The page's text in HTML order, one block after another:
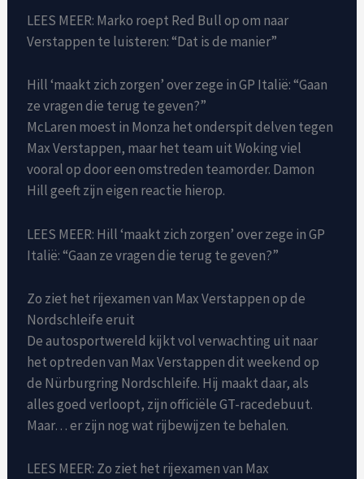
LEES MEER: Marko roept Red Bull op om naar
Verstappen te luisteren: “Dat is de manier”
Hill ‘maakt zich zorgen’ over zege in GP Italië: “Gaan
ze vragen die terug te geven?”
McLaren moest in Monza het onderspit delven tegen
Max Verstappen, maar het team uit Woking viel
vooral op door een omstreden teamorder. Damon
Hill geeft zijn eigen reactie hierop.
LEES MEER: Hill ‘maakt zich zorgen’ over zege in GP
Italië: “Gaan ze vragen die terug te geven?”
Zo ziet het rijexamen van Max Verstappen op de
Nordschleife eruit
De autosportwereld kijkt vol verwachting uit naar
het optreden van Max Verstappen dit weekend op
de Nürburgring Nordschleife. Hij maakt daar, als
alles goed verloopt, zijn officiële GT-racedebuut.
Maar… er zijn nog wat rijbewijzen te behalen.
LEES MEER: Zo ziet het rijexamen van Max